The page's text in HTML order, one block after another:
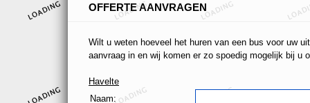
OFFERTE AANVRAGEN
Wilt u weten hoeveel het huren van een bus voor uw
aanvraag in en wij komen er zo spoedig mogelijk bij u
Havelte
Naam: